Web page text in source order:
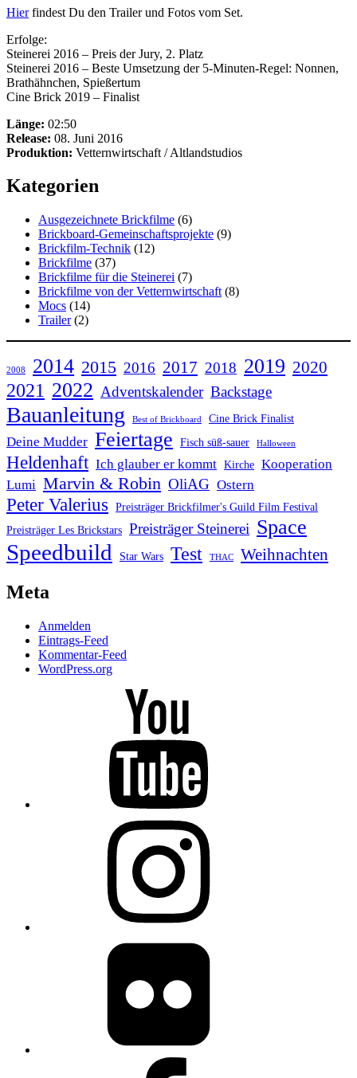
Hierfindest Du den Trailer und Fotos vom Set.
Erfolge:
Steinerei 2016 – Preis der Jury, 2. Platz
Steinerei 2016 – Beste Umsetzung der 5-Minuten-Regel: Nonnen,
Brathähnchen, Spießertum
Cine Brick 2019 – Finalist
Länge: 02:50
Release: 08. Juni 2016
Produktion: Vetternwirtschaft / Altlandstudios
Kategorien
Ausgezeichnete Brickfilme (6)
Brickboard-Gemeinschaftsprojekte (9)
Brickfilm-Technik (12)
Brickfilme (37)
Brickfilme für die Steinerei (7)
Brickfilme von der Vetternwirtschaft (8)
Mocs (14)
Trailer(2)
2008 2014 2015 2016 2017 2018 2019 2020
2021 2022 Adventskalender Backstage
Bauanleitung Best of Brickboard Cine Brick Finalist
Deine Mudder Feiertage Fisch süß-sauer Halloween
Heldenhaft Ich glauber er kommt Kirche Kooperation
Lumi Marvin & Robin OliAG Ostern
Peter Valerius
Preisträger Brickfilmer's Guild Film Festival
Preisträger Les Brickstars Preisträger Steinerei Space
Speedbuild Star Wars Test THAC Weihnachten
Meta
Anmelden
Eintrags-Feed
Kommentar-Feed
WordPress.org